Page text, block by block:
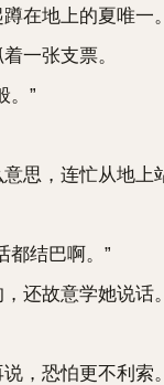
在地上的夏唯一。
一张支票。
。”
，连忙从地上
结巴啊。”
还故意学她说话。
，恐怕更不利索。